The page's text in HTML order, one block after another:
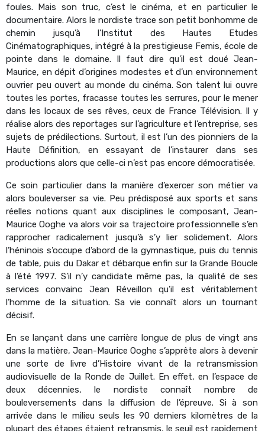
foules. Mais son truc, c’est le cinéma, et en particulier le
documentaire. Alors le nordiste trace son petit bonhomme de
chemin jusqu’à l’Institut des Hautes Etudes
Cinématographiques, intégré à la prestigieuse Femis, école de
pointe dans le domaine. Il faut dire qu’il est doué Jean-
Maurice, en dépit d’origines modestes et d’un environnement
ouvrier peu ouvert au monde du cinéma. Son talent lui ouvre
toutes les portes, fracasse toutes les serrures, pour le mener
dans les locaux de ses rêves, ceux de France Télévision. Il y
réalise alors des reportages sur l’agriculture et l’entreprise, ses
sujets de prédilections. Surtout, il est l’un des pionniers de la
Haute Définition, en essayant de l’instaurer dans ses
productions alors que celle-ci n’est pas encore démocratisée.
Ce soin particulier dans la manière d’exercer son métier va
alors bouleverser sa vie. Peu prédisposé aux sports et sans
réelles notions quant aux disciplines le composant, Jean-
Maurice Ooghe va alors voir sa trajectoire professionnelle s’en
rapprocher radicalement jusqu’à s’y lier solidement. Alors
l’héninois s’occupe d’abord de la gymnastique, puis du tennis
de table, puis du Dakar et débarque enfin sur la Grande Boucle
à l’été 1997. S’il n’y candidate même pas, la qualité de ses
services convainc Jean Réveillon qu’il est véritablement
l’homme de la situation. Sa vie connaît alors un tournant
décisif.
En se lançant dans une carrière longue de plus de vingt ans
dans la matière, Jean-Maurice Ooghe s’apprête alors à devenir
une sorte de livre d’Histoire vivant de la retransmission
audiovisuelle de la Ronde de Juillet. En effet, en l’espace de
deux décennies, le nordiste connaît nombre de
bouleversements dans la diffusion de l’épreuve. Si à son
arrivée dans le milieu seuls les 90 derniers kilomètres de la
plupart des étapes étaient retransmis, le seuil est rapidement